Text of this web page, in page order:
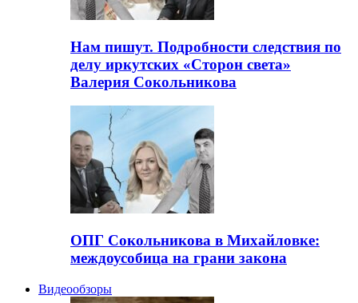
Нам пишут. Подробности следствия по
делу иркутских «Сторон света»
Валерия Сокольникова
ОПГ Сокольникова в Михайловке:
междоусобица на грани закона
Видеообзоры